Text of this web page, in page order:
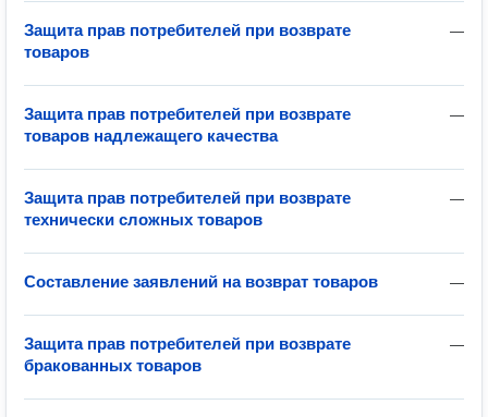
—
Защита прав потребителей при возврате
товаров
—
Защита прав потребителей при возврате
товаров надлежащего качества
—
Защита прав потребителей при возврате
технически сложных товаров
—
Составление заявлений на возврат товаров
—
Защита прав потребителей при возврате
бракованных товаров